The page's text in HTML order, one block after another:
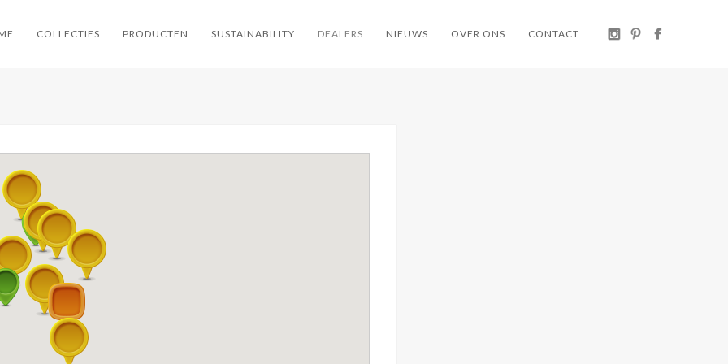
COLLECTIES PRODUCTEN SUSTAINABILITY DEALERS NIEUWS OVER ONS CONTACT